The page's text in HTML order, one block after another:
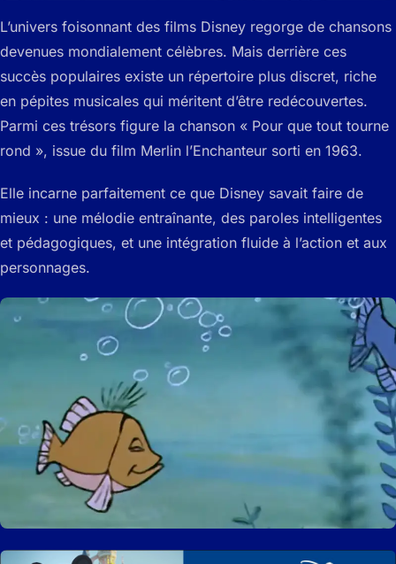
L’univers foisonnant des films Disney regorge de chansons
devenues mondialement célèbres. Mais derrière ces
succès populaires existe un répertoire plus discret, riche
en pépites musicales qui méritent d’être redécouvertes.
Parmi ces trésors figure la chanson « Pour que tout tourne
rond », issue du film Merlin l’Enchanteur sorti en 1963.
Elle incarne parfaitement ce que Disney savait faire de
mieux : une mélodie entraînante, des paroles intelligentes
et pédagogiques, et une intégration fluide à l’action et aux
personnages.